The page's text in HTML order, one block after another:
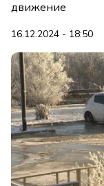
движение
16.12.2024 - 18:50